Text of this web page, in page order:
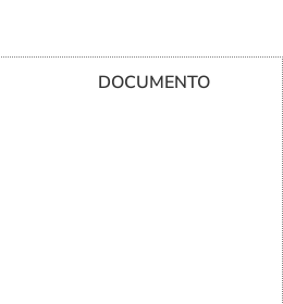
DOCUMENTO